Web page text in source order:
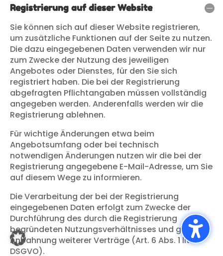
Registrierung auf dieser Website
Sie können sich auf dieser Website registrieren,
um zusätzliche Funktionen auf der Seite zu nutzen.
Die dazu eingegebenen Daten verwenden wir nur
zum Zwecke der Nutzung des jeweiligen
Angebotes oder Dienstes, für den Sie sich
registriert haben. Die bei der Registrierung
abgefragten Pflichtangaben müssen vollständig
angegeben werden. Anderenfalls werden wir die
Registrierung ablehnen.
Für wichtige Änderungen etwa beim
Angebotsumfang oder bei technisch
notwendigen Änderungen nutzen wir die bei der
Registrierung angegebene E-Mail-Adresse, um Sie
auf diesem Wege zu informieren.
Die Verarbeitung der bei der Registrierung
eingegebenen Daten erfolgt zum Zwecke der
Durchführung des durch die Registrierung
begründeten Nutzungsverhältnisses und ggf. zur
Anbahnung weiterer Verträge (Art. 6 Abs. 1 lit. b
DSGVO).